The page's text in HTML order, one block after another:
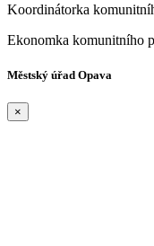
Koordinátorka
Ekonomka komunitního
Městský úřad Opava
×